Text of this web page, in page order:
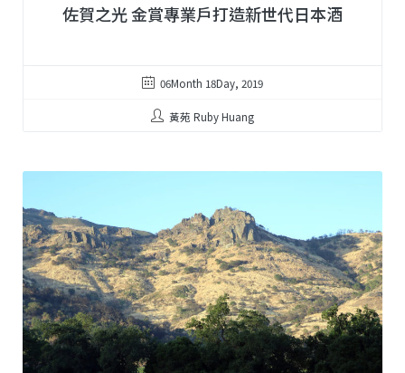
佐賀之光 金賞專業戶打造新世代日本酒
06Month 18Day, 2019
黃苑 Ruby Huang